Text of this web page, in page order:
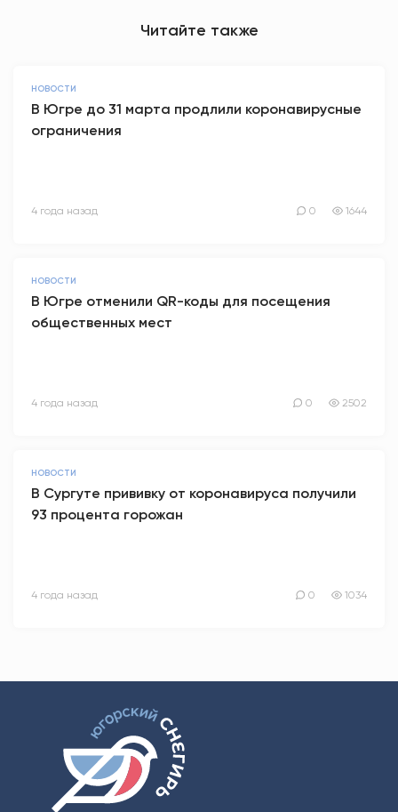
Читайте также
НОВОСТИ
В Югре до 31 марта продлили коронавирусные
ограничения
4 года назад 0 1644
НОВОСТИ
В Югре отменили QR-коды для посещения
общественных мест
4 года назад 0 2502
НОВОСТИ
В Сургуте прививку от коронавируса получили
93 процента горожан
4 года назад 0 1034